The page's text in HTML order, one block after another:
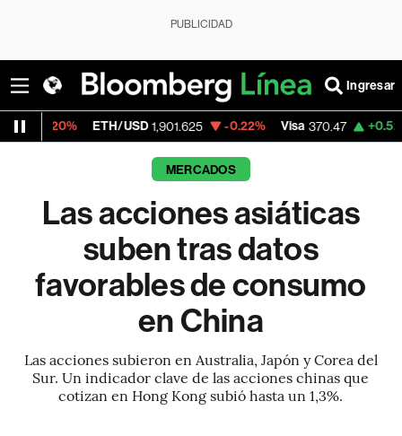
PUBLICIDAD
Ingresar
ETH/USD 1,901.625 -0.22% Visa 370.47 +0.52%
MERCADOS
Las acciones asiáticas
suben tras datos
favorables de consumo
en China
Las acciones subieron en Australia, Japón y Corea del
Sur. Un indicador clave de las acciones chinas que
cotizan en Hong Kong subió hasta un 1,3%.